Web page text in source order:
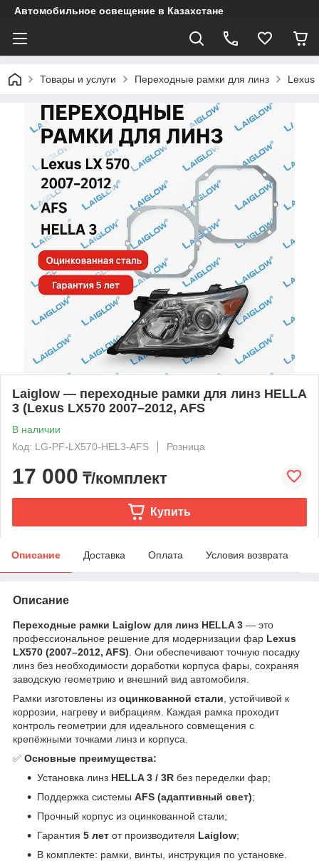
Автомобильное освещение в Казахстане
Товары и услуги Переходные рамки для линз Lexus
Laiglow — переходные рамки для линз HELLA
3 (Lexus LX570 2007–2012, AFS
В наличии
Код: LG-PF-LX570-HEL3-AFS
Розница
17 000 ₸/комплект
Купить
Описание Доставка Оплата Условия возврата
Описание
Переходные рамки Laiglow для линз HELLA 3 — это
профессиональное решение для модернизации фар Lexus
LX570 (2007–2012, AFS) . Они обеспечивают точную посадку
линз без необходимости доработки корпуса фары, сохраняя
заводскую геометрию и внешний вид автомобиля.
Рамки изготовлены из оцинкованной стали , устойчивой к
коррозии, нагреву и вибрациям. Каждая рамка проходит
контроль геометрии для идеального совмещения с
крепёжными точками линз и корпуса.
✅ Основные преимущества:
Установка линз HELLA 3 / 3R без переделки фар;
Поддержка системы AFS (адаптивный свет);
Прочный корпус из оцинкованной стали;
Гарантия 5 лет от производителя Laiglow;
В комплекте: рамки, винты, инструкция по установке.